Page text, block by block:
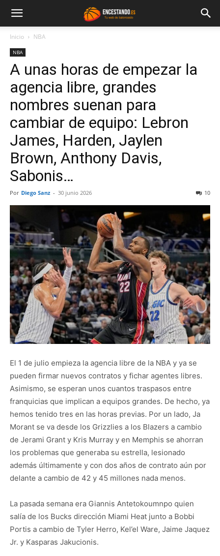
Inicio NBA
NBA
A unas horas de empezar la
agencia libre, grandes
nombres suenan para
cambiar de equipo: Lebron
James, Harden, Jaylen
Brown, Anthony Davis,
Sabonis…
Por Diego Sanz - 30 junio 2026 10
El 1 de julio empieza la agencia libre de la NBA y ya se
pueden firmar nuevos contratos y fichar agentes libres.
Asimismo, se esperan unos cuantos traspasos entre
franquicias que implican a equipos grandes. De hecho, ya
hemos tenido tres en las horas previas. Por un lado, Ja
Morant se va desde los Grizzlies a los Blazers a cambio
de Jerami Grant y Kris Murray y en Memphis se ahorran
los problemas que generaba su estrella, lesionado
además últimamente y con dos años de contrato aún por
delante a cambio de 42 y 45 millones nada menos.
La pasada semana era Giannis Antetokoumnpo quien
salía de los Bucks dirección Miami Heat junto a Bobbi
Portis a cambio de Tyler Herro, Kel’el Ware, Jaime Jaquez
Jr. y Kasparas Jakucionis.